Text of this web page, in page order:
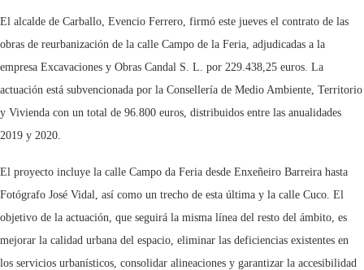
El alcalde de Carballo, Evencio Ferrero, firmó este jueves el contrato de las
obras de reurbanización de la calle Campo de la Feria, adjudicadas a la
empresa Excavaciones y Obras Candal S. L. por 229.438,25 euros. La
actuación está subvencionada por la Consellería de Medio Ambiente, Territorio
y Vivienda con un total de 96.800 euros, distribuidos entre las anualidades
2019 y 2020.
El proyecto incluye la calle Campo da Feria desde Enxeñeiro Barreira hasta
Fotógrafo José Vidal, así como un trecho de esta última y la calle Cuco. El
objetivo de la actuación, que seguirá la misma línea del resto del ámbito, es
mejorar la calidad urbana del espacio, eliminar las deficiencias existentes en
los servicios urbanísticos, consolidar alineaciones y garantizar la accesibilidad